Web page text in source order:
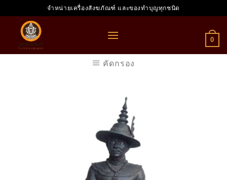
to
content
จำหน่ายเครื่องสังฆภัณฑ์ และของทำบุญทุกชนิด
0
คัดกรอง